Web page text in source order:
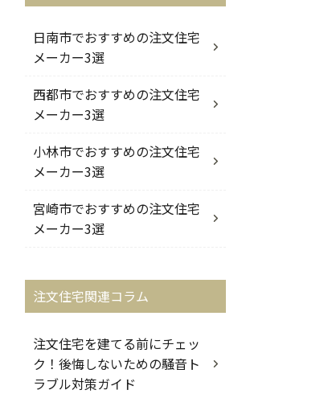
日南市でおすすめの注文住宅
メーカー3選
西都市でおすすめの注文住宅
メーカー3選
小林市でおすすめの注文住宅
メーカー3選
宮崎市でおすすめの注文住宅
メーカー3選
注文住宅関連コラム
注文住宅を建てる前にチェッ
ク！後悔しないための騒音ト
ラブル対策ガイド